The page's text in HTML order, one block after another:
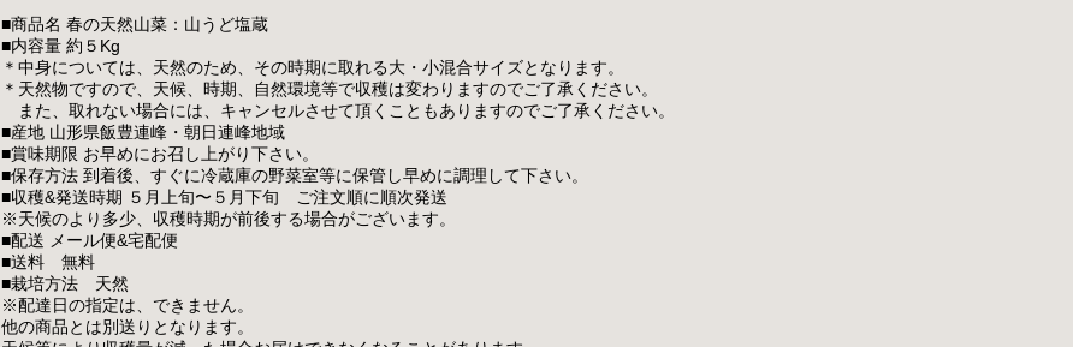
■商品名 春の天然山菜：山うど塩蔵
■内容量 約５Kg
＊中身については、天然のため、その時期に取れる大・小混合サイズとなります。
＊天然物ですので、天候、時期、自然環境等で収穫は変わりますのでご了承ください。
また、取れない場合には、キャンセルさせて頂くこともありますのでご了承ください。
■産地 山形県飯豊連峰・朝日連峰地域
■賞味期限 お早めにお召し上がり下さい。
■保存方法 到着後、すぐに冷蔵庫の野菜室等に保管し早めに調理して下さい。
■収穫&発送時期 ５月上旬〜５月下旬 ご注文順に順次発送
※天候のより多少、収穫時期が前後する場合がございます。
■配送 メール便&宅配便
■送料 無料
■栽培方法 天然
※配達日の指定は、できません。
他の商品とは別送りとなります。